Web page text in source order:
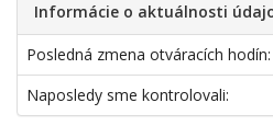
Informácie o aktuálnosti
Posledná zmena otváracích hodín:
Naposledy sme kontrolovali: